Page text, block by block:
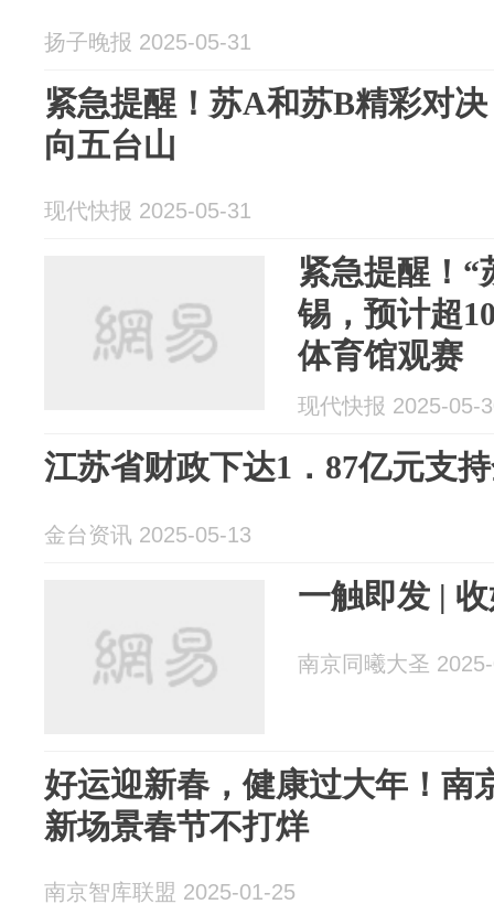
扬子晚报 2025-05-31
紧急提醒！苏A和苏B精彩对
向五台山
现代快报 2025-05-31
紧急提醒！“
锡，预计超
体育馆观赛
现代快报 2025-05-
江苏省财政下达1．87亿元支
金台资讯 2025-05-13
一触即发 |
南京同曦大圣
好运迎新春，健康过大年！南
新场景春节不打烊
南京智库联盟 2025-01-25